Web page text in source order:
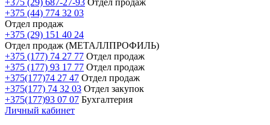
+375 (29) 687-27-93 Отдел продаж
+375 (44) 774 32 03
Отдел продаж
+375 (29) 151 40 24
Отдел продаж (МЕТАЛЛПРОФИЛЬ)
+375 (177) 74 27 77 Отдел продаж
+375 (177) 93 17 77 Отдел продаж
+375(177)74 27 47 Отдел продаж
+375(177) 74 32 03 Отдел закупок
+375(177)93 07 07 Бухгалтерия
Личный кабинет